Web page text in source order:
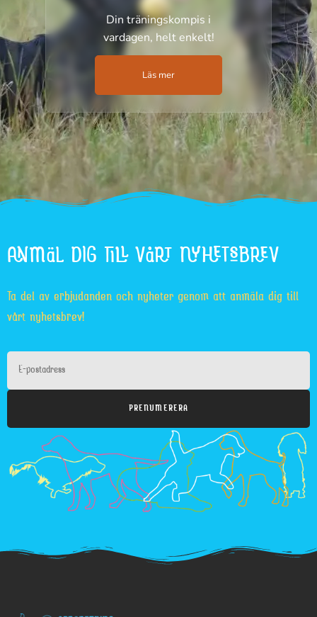
Din träningskompis i
vardagen, helt enkelt!
Läs mer
ANMÄL DIG TILL VÅRT NYHETSBREV
Ta del av erbjudanden och nyheter genom att anmäla dig till
vårt nyhetsbrev!
PRENUMERERA